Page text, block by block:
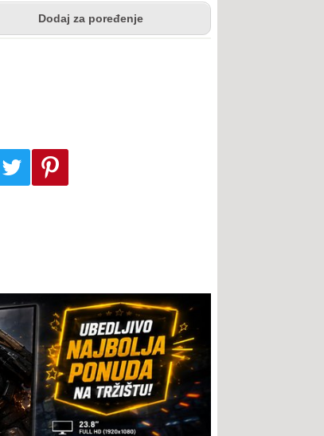
Dodaj za poređenje
Podeli na Twitter-u Podeli na Pinterest-u